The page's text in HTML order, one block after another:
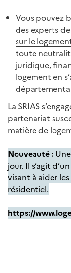
Vous pouvez
des experts de
sur le
toute
juridique,
logement en
La SRIAS
partenariat
matière de
Nouveauté :
jour. Il s’agit
visant à aider
résidentiel.
https://